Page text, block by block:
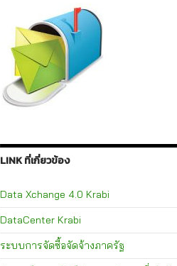
LINK ที่เกี่ยวข้อง
Data Xchange 4.0 Krabi
DataCenter Krabi
ระบบการจัดซื้อจัดจ้างภาครัฐ